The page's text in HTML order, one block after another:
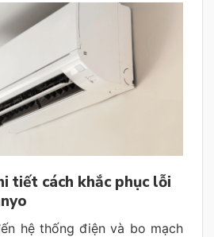
tiết cách khắc phục lỗi
hệ thống điện và bo mạch